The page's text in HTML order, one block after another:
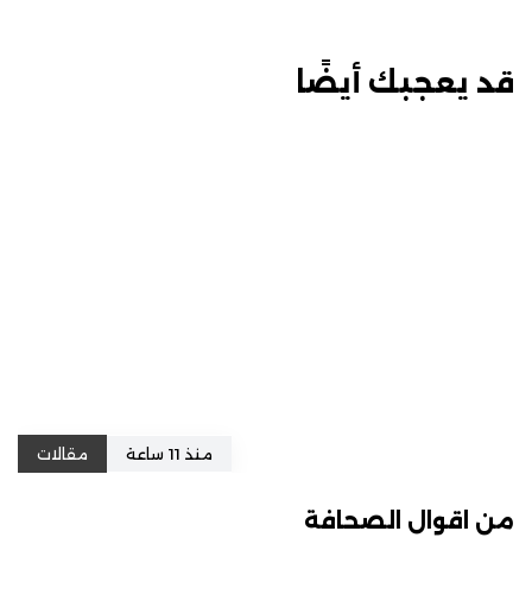
قد يعجبك أيضًا
منذ 11 ساعة مقالات
من اقوال الصحافة